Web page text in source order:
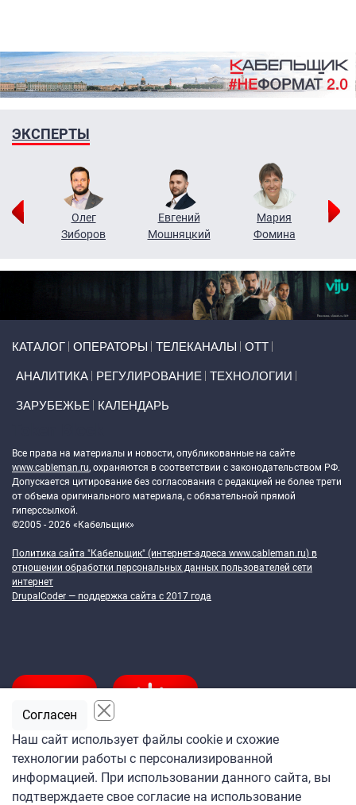
ЭКСПЕРТЫ
Олег
Зиборов
Евгений
Мошняцкий
Мария
Фомина
КАТАЛОГ ОПЕРАТОРЫ ТЕЛЕКАНАЛЫ ОТТ
АНАЛИТИКА РЕГУЛИРОВАНИЕ ТЕХНОЛОГИИ
ЗАРУБЕЖЬЕ КАЛЕНДАРЬ
Все права на материалы и новости, опубликованные на сайте
www.cableman.ru, охраняются в соответствии с законодательством РФ.
Допускается цитирование без согласования с редакцией не более трети
от объема оригинального материала, с обязательной прямой
гиперссылкой.
©2005 - 2026 «Кабельщик»
Политика сайта "Кабельщик" (интернет-адреса www.cableman.ru) в
отношении обработки персональных данных пользователей сети
интернет
DrupalCoder — поддержка сайта c 2017 года
Подпишитесь
на ежедневную рассылку
Наш сайт использует файлы cookie и схожие
технологии работы с персонализированной
информацией. При использовании данного сайта, вы
подтверждаете свое согласие на использование
Согласен